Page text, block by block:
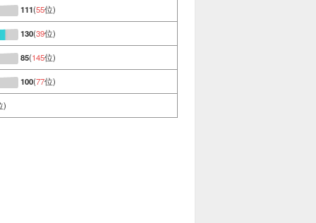
111(55位)
130(39位)
85(145位)
100(77位)
)